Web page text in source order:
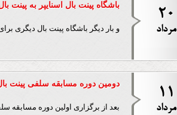
20
مرداد
باشگاه پینت بال اسنایپر به پینت
و بار دیگر باشگاه پینت بال دیگری
11
مرداد
دومین دوره مسابقه سلفی پینت بال
بعد از برگزاری اولین دوره مسابقه